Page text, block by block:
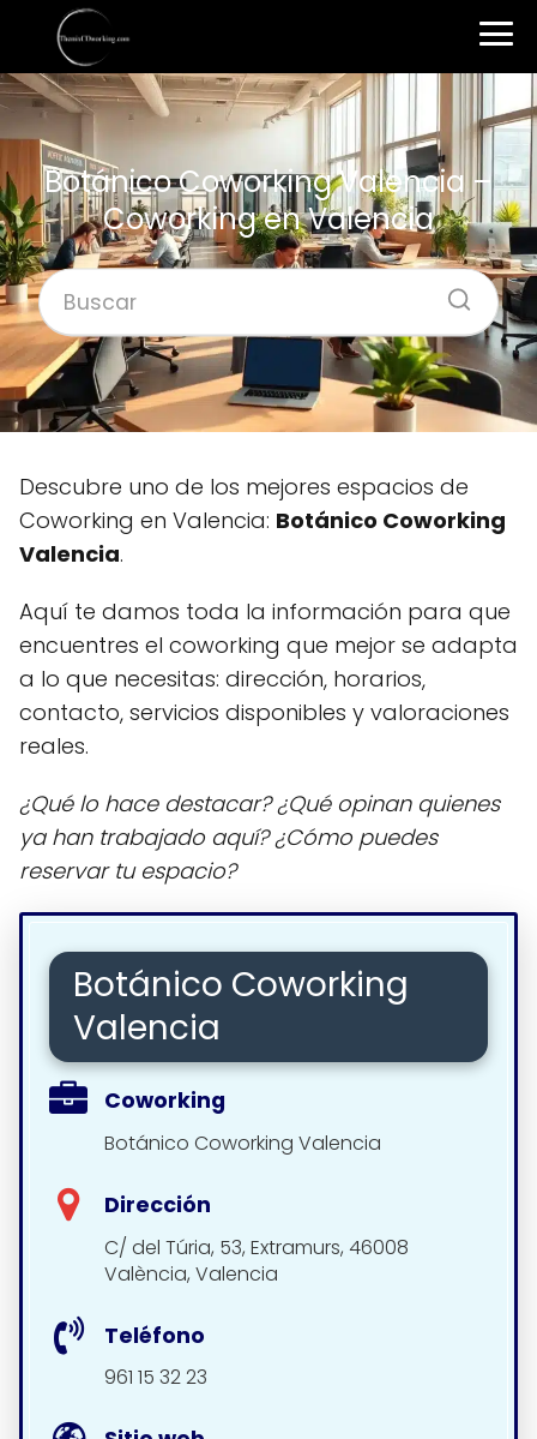
Botánico Coworking Valencia –
Coworking en Valencia
Descubre uno de los mejores espacios de
Coworking en Valencia: Botánico Coworking
Valencia.
Aquí te damos toda la información para que
encuentres el coworking que mejor se adapta
a lo que necesitas: dirección, horarios,
contacto, servicios disponibles y valoraciones
reales.
¿Qué lo hace destacar? ¿Qué opinan quienes
ya han trabajado aquí? ¿Cómo puedes
reservar tu espacio?
Botánico Coworking
Valencia
Coworking
Botánico Coworking Valencia
Dirección
C/ del Túria, 53, Extramurs, 46008
València, Valencia
Teléfono
961 15 32 23